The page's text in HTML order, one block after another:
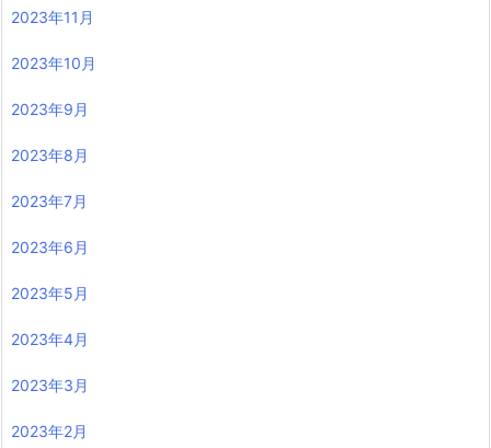
2023年11月
2023年10月
2023年9月
2023年8月
2023年7月
2023年6月
2023年5月
2023年4月
2023年3月
2023年2月